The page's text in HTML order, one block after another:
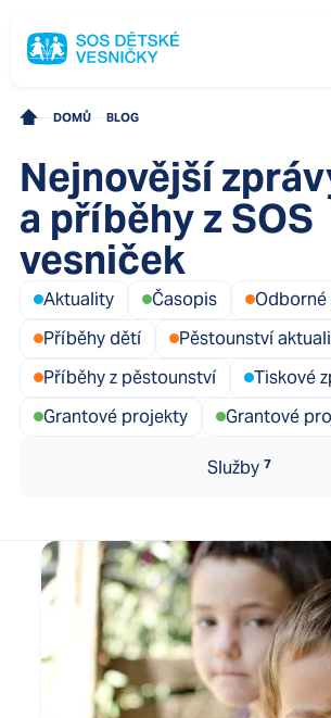
DOMŮ BLOG
Nejnovější
a příběhy z SOS
vesniček
Aktuality Časopis
Příběhy dětí
Pěstounství
Příběhy z pěstounství
Tiskové
Grantové projekty
Grantové
Služby 7
Jak pomáháme
Pobočky
O nás
Kontakt
SOS Kompas
SOS Kotva
SOS Kormidlo
Centrum vzdělávání
Ombudsman SOS dětských vesniček